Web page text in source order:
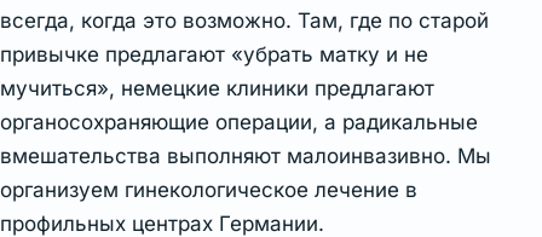
всегда, когда это возможно. Там, где по старой
привычке предлагают «убрать матку и не
мучиться», немецкие клиники предлагают
органосохраняющие операции, а радикальные
вмешательства выполняют малоинвазивно. Мы
организуем гинекологическое лечение в
профильных центрах Германии.